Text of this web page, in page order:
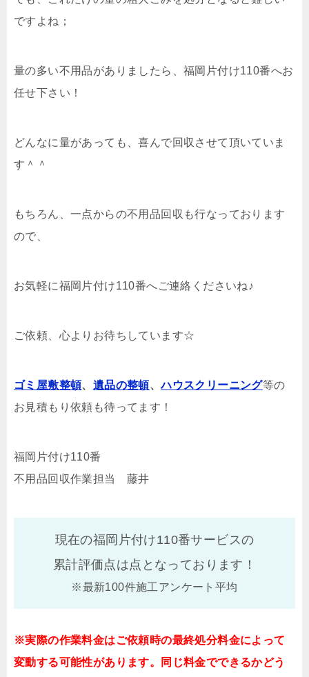
ですよね；
量の多い不用品がありましたら、福岡片付け110番へお
任せ下さい！
どんなに量があっても、喜んで回収させて頂いていま
す＾＾
もちろん、一点からの不用品回収も行なっております
ので、
お気軽に福岡片付け110番へご連絡くださいね♪
ご依頼、心よりお待ちしています☆
ゴミ屋敷整頓、 遺品の整頓、ハウスクリーニング等の
お見積もり依頼も待ってます！
福岡片付け110番
不用品回収作業担当 藤井
現在の福岡片付け110番サービスの
累計評価点は点となっております！
※最新100件施工アンケート平均
※実際の作業料金はご依頼時の最終処分料金によって
変動する可能性があります。同じ料金でできるかどう